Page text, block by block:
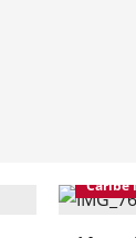
Caribe